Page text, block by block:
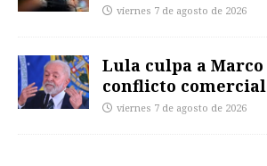
viernes 7 de agosto de 2026
Lula culpa a
conflicto comercial
viernes 7 de agosto de 2026